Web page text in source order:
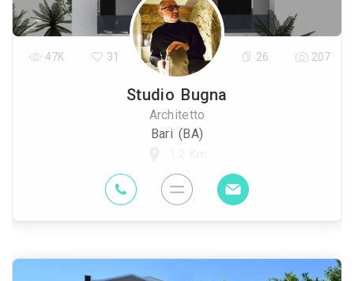
Studio Bugna
Architetto
Bari (BA)
47K 31 26 207